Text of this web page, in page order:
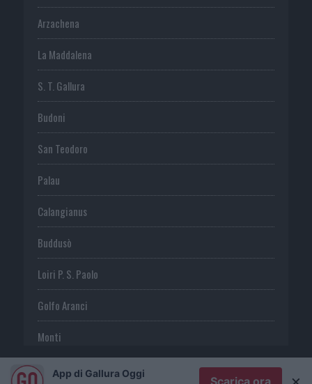
Arzachena
La Maddalena
S. T. Gallura
Budoni
San Teodoro
Palau
Calangianus
Buddusò
Loiri P. S. Paolo
Golfo Aranci
Monti
TeltiApp di Gallura Oggi
Scarica ora